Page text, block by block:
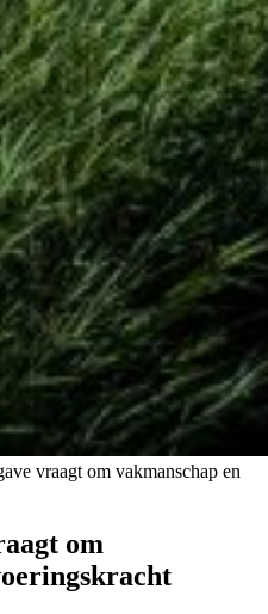
vraagt om vakmanschap en
om